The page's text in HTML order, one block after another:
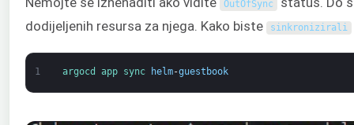
OutOfSync
dodijeljenih resursa za njega. Kako biste
sinkronizirali
1 argocd app sync helm-guestbook